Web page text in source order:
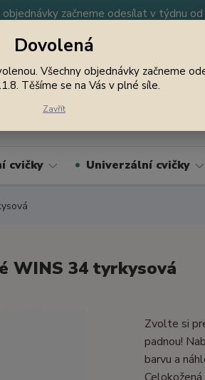
začneme odesílat v týdnu
Nevíte si rady? Zavolejte.
cvičky Univerzální cvičky
WINS 34 tyrkysová
Zvolte si
padnou!
barvu a
Dovolená
Všechny objednávky začneme
Těšíme se na Vás v plné síle.
Zavřít